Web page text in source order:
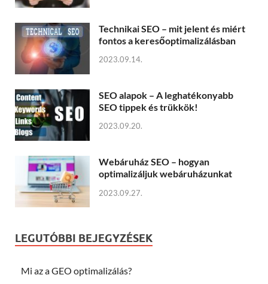
Technikai SEO – mit jelent és miért
fontos a keresőoptimalizálásban
2023.09.14.
SEO alapok – A leghatékonyabb
SEO tippek és trükkök!
2023.09.20.
Webáruház SEO – hogyan
optimalizáljuk webáruházunkat
2023.09.27.
LEGUTÓBBI BEJEGYZÉSEK
Mi az a GEO optimalizálás?